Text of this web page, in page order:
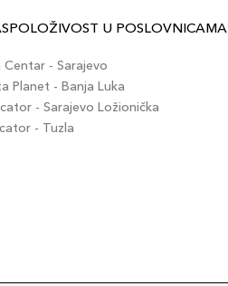
U POSLOVNICAMA
Centar - Sarajevo
Planet - Banja Luka
- Sarajevo Ložionička
- Tuzla